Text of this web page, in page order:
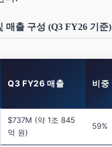
매출 구성 (Q3 FY26 기준)
Q3 FY26 매출 비중
$737M (약 1조 845
억 원)
59%